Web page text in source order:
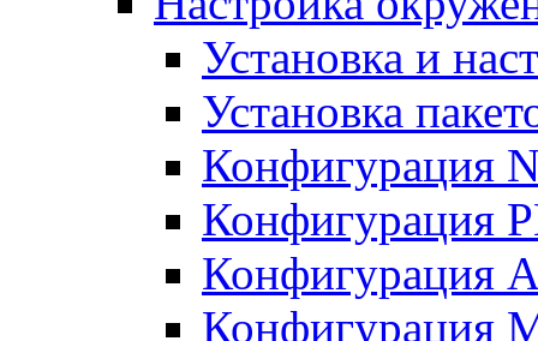
Установка и
Установка
Конфигурация
Конфигурация
Конфигурация
Конфигурация